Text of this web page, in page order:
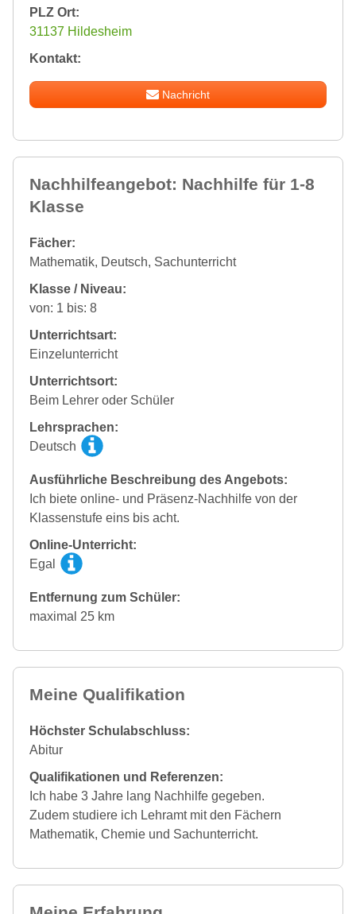
PLZ Ort:
31137 Hildesheim
Kontakt:
Nachricht
Nachhilfeangebot: Nachhilfe für 1-8
Klasse
Fächer:
Mathematik, Deutsch, Sachunterricht
Klasse / Niveau:
von: 1 bis: 8
Unterrichtsart:
Einzelunterricht
Unterrichtsort:
Beim Lehrer oder Schüler
Lehrsprachen:
Deutsch
Ausführliche Beschreibung des Angebots:
Ich biete online- und Präsenz-Nachhilfe von der
Klassenstufe eins bis acht.
Online-Unterricht:
Egal
Entfernung zum Schüler:
maximal 25 km
Meine Qualifikation
Höchster Schulabschluss:
Abitur
Qualifikationen und Referenzen:
Ich habe 3 Jahre lang Nachhilfe gegeben.
Zudem studiere ich Lehramt mit den Fächern
Mathematik, Chemie und Sachunterricht.